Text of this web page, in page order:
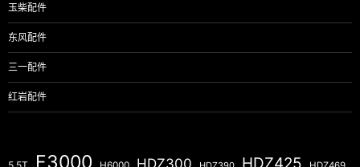
玉柴配件
东风配件
三一配件
红岩配件
F3000 HDZ300 HDZ425